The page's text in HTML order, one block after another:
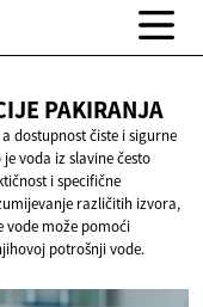
PAKIRANJA
dostupnost čiste i sigurne
voda iz slavine često
i specifične
različitih izvora,
vode može pomoći
potrošnji vode.